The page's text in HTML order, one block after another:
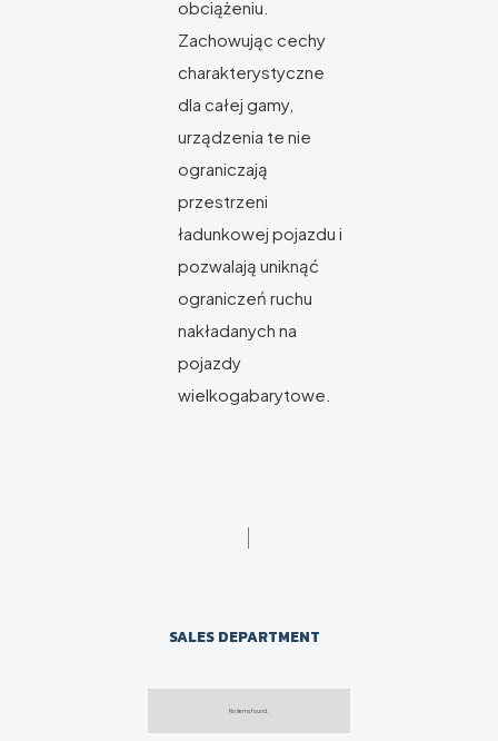
obciążeniu.
Zachowując cechy
charakterystyczne
dla całej gamy,
urządzenia te nie
ograniczają
przestrzeni
ładunkowej pojazdu i
pozwalają uniknąć
ograniczeń ruchu
nakładanych na
pojazdy
wielkogabarytowe.
SALES DEPARTMENT
No items found.